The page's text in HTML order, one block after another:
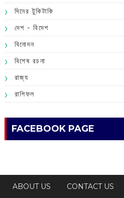
দিনের টুকিটাকি
দেশ - বিদেশ
বিনোদন
বিশেষ রচনা
রাজ্য
রাশিফল
FACEBOOK PAGE
ABOUT US CONTACT US